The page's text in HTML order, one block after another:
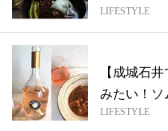
ワイ...
LIFESTYLE
【成城石
みたい！ソ
イン...
LIFESTYLE